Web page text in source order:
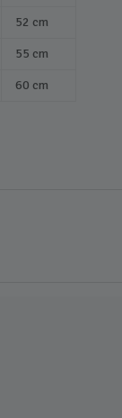
52 cm
55 cm
60 cm